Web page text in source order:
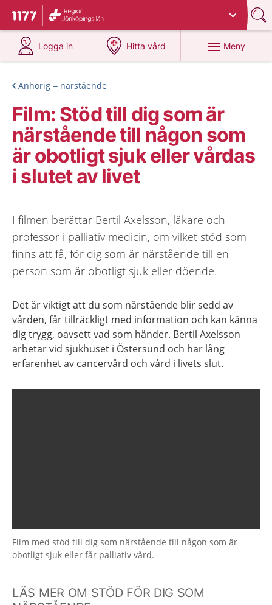
Till startsidan för 1177
Du har valt region
Logga in
på 1177.se
Hitta vård
på 1177.se
Meny
Anhörig – närstående
Film: Stöd till dig som är
närstående till någon som
är obotligt sjuk eller vårdas
i slutet av livet
I filmen berättar Bertil Axelsson, läkare och
professor i palliativ medicin, om vilket stöd som
finns att få, för dig som är närstående till en
person som är obotligt sjuk eller döende.
Det är viktigt att du som närstående blir sedd av
vården, får tillräckligt med information och kan känna
dig trygg, oavsett vad som händer. Bertil Axelsson
arbetar vid sjukhuset i Östersund och har lång
erfarenhet av cancervård och vård i livets slut.
Film med stöd till dig som närstående till någon som är
obotligt sjuk eller får palliativ vård.
LÄS MER OM STÖD FÖR DIG SOM